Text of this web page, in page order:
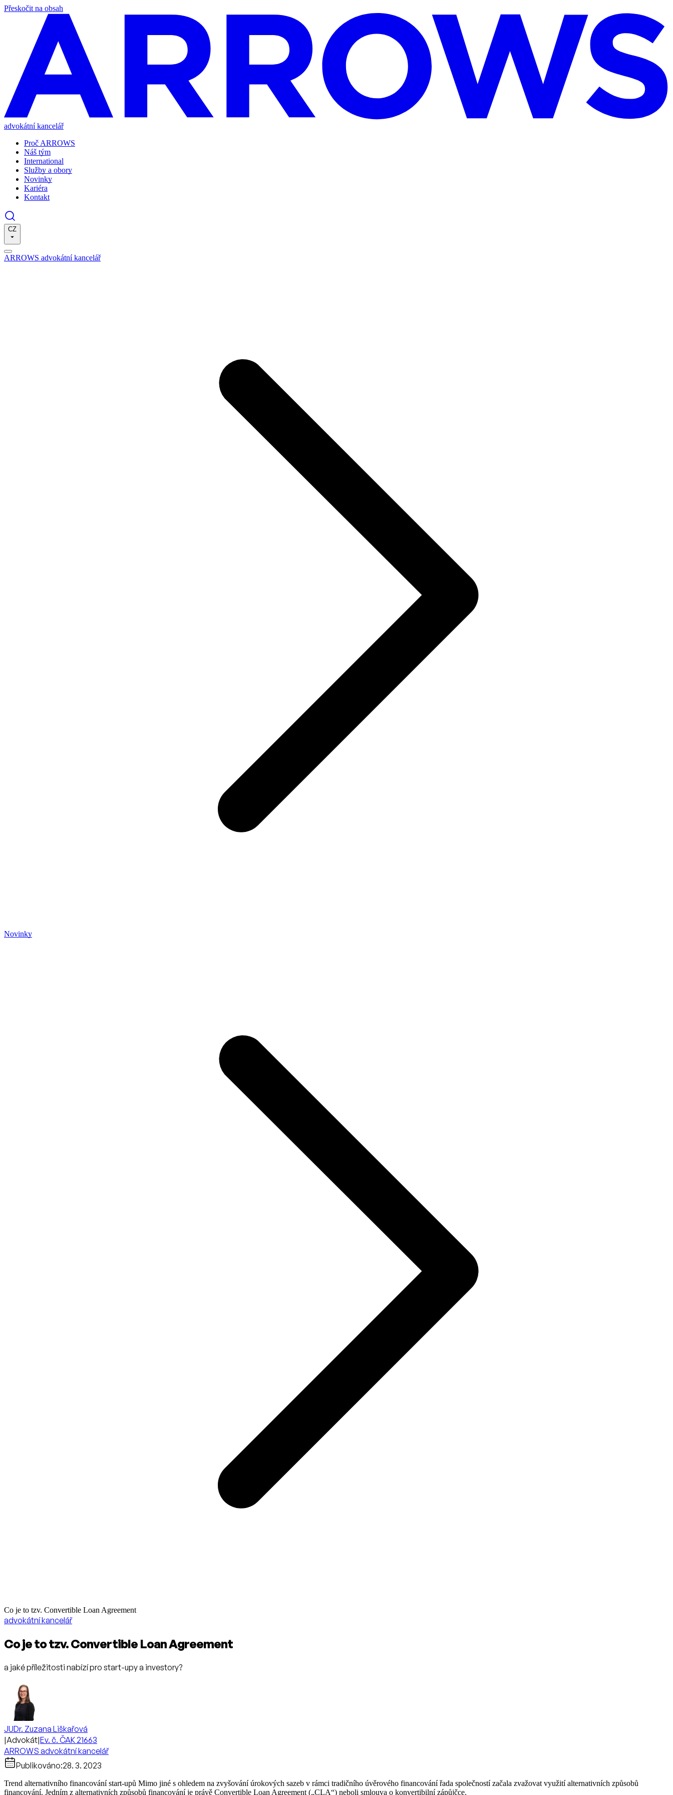
Přeskočit na obsah
advokátní kancelář
Proč ARROWS
Náš tým
International
Služby a obory
Novinky
Kariéra
Kontakt
CZ
ARROWS advokátní kancelář
Novinky
Co je to tzv. Convertible Loan Agreement
advokátní kancelář
Co je to tzv. Convertible Loan Agreement
a jaké příležitosti nabízí pro start-upy a investory?
JUDr. Zuzana Liškařová
|Advokát|Ev. č. ČAK 21663
ARROWS advokátní kancelář
Publikováno:28. 3. 2023
Trend alternativního financování start-upů Mimo jiné s ohledem na zvyšování úrokových sazeb v rámci tradičního úvěrového financování řada společností začala zvažovat využití alternativních způsobů
financování. Jedním z alternativních způsobů financování je právě Convertible Loan Agreement („CLA“) neboli smlouva o konvertibilní zápůjčce.